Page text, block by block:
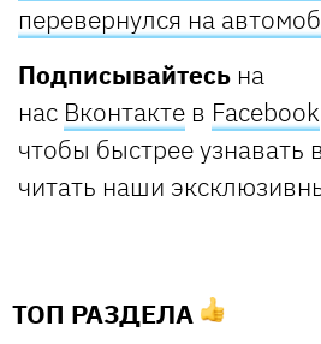
перевернулся на
Подписывайтесь на
нас Вконтакте в Facebook
чтобы быстрее узнавать
читать наши
ТОП РАЗДЕЛА